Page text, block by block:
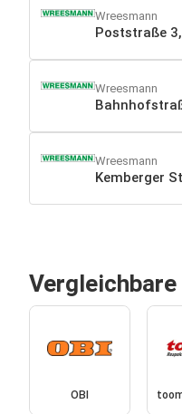
Wreesmann
Poststraße
Wreesmann
Wreesmann
Kemberger
OBI